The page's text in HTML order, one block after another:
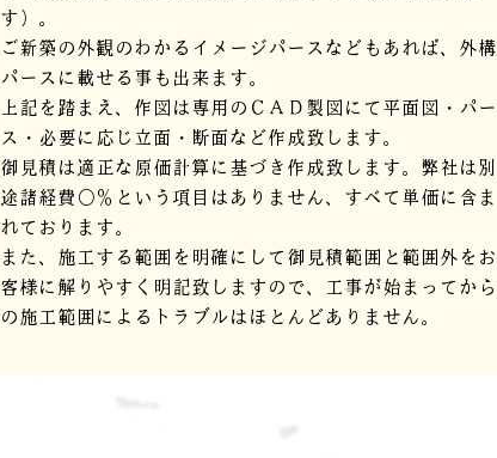
す）。
ご新築の外観のわかるイメージパースなどもあれば、外構
パースに載せる事も出来ます。
上記を踏まえ、作図は専用のＣＡＤ製図にて平面図・パー
ス・必要に応じ立面・断面など作成致します。
御見積は適正な原価計算に基づき作成致します。弊社は別
途諸経費○％という項目はありません、すべて単価に含ま
れております。
また、施工する範囲を明確にして御見積範囲と範囲外をお
客様に解りやすく明記致しますので、工事が始まってから
の施工範囲によるトラブルはほとんどありません。